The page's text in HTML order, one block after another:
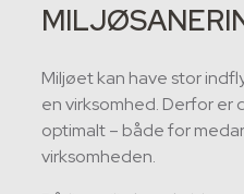
Miljøet kan have stor
en virksomhed. Derfor
optimalt – både for
virksomheden.